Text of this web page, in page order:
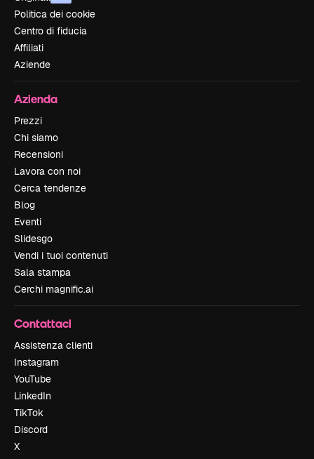
Politica dei cookie
Centro di fiducia
Affiliati
Aziende
Azienda
Prezzi
Chi siamo
Recensioni
Lavora con noi
Cerca tendenze
Blog
Eventi
Slidesgo
Vendi i tuoi contenuti
Sala stampa
Cerchi magnific.ai
Contattaci
Assistenza clienti
Instagram
YouTube
LinkedIn
TikTok
Discord
X